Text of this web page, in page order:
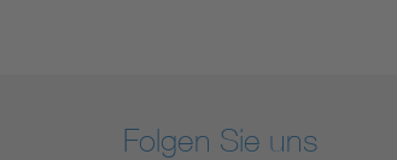
Folgen Sie uns